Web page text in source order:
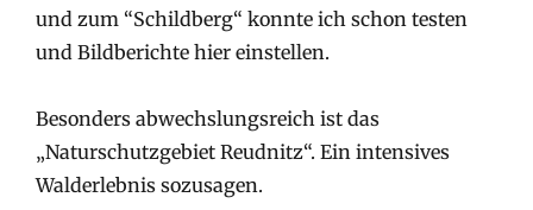
und zum “Schildberg“ konnte ich schon testen
und Bildberichte hier einstellen.
Besonders abwechslungsreich ist das
„Naturschutzgebiet Reudnitz“. Ein intensives
Walderlebnis sozusagen.